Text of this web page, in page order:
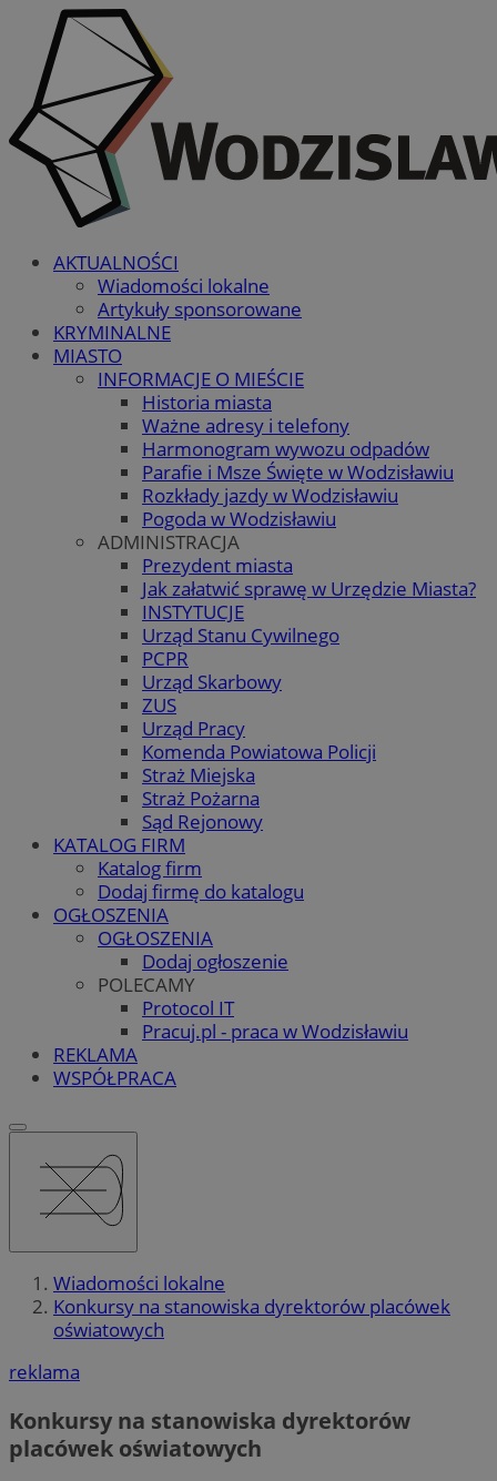
AKTUALNOŚCI
Wiadomości lokalne
Artykuły sponsorowane
KRYMINALNE
MIASTO
INFORMACJE O MIEŚCIE
Historia miasta
Ważne adresy i telefony
Harmonogram wywozu odpadów
Parafie i Msze Święte w Wodzisławiu
Rozkłady jazdy w Wodzisławiu
Pogoda w Wodzisławiu
ADMINISTRACJA
Prezydent miasta
Jak załatwić sprawę w Urzędzie Miasta?
INSTYTUCJE
Urząd Stanu Cywilnego
PCPR
Urząd Skarbowy
ZUS
Urząd Pracy
Komenda Powiatowa Policji
Straż Miejska
Straż Pożarna
Sąd Rejonowy
KATALOG FIRM
Katalog firm
Dodaj firmę do katalogu
OGŁOSZENIA
OGŁOSZENIA
Dodaj ogłoszenie
POLECAMY
Protocol IT
Pracuj.pl - praca w Wodzisławiu
REKLAMA
WSPÓŁPRACA
Wiadomości lokalne
Konkursy na stanowiska dyrektorów placówek
oświatowych
reklama
Konkursy na stanowiska dyrektorów
placówek oświatowych